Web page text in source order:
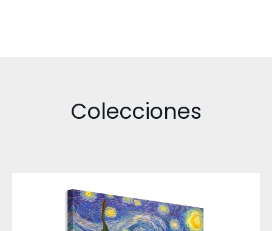
Colecciones